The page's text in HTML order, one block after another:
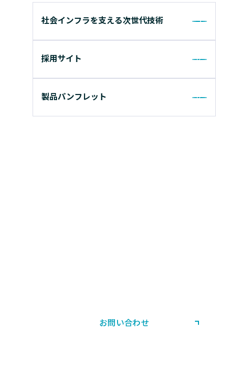
社会インフラを支える次世代技術
採用サイト
製品パンフレット
お問い合わせ